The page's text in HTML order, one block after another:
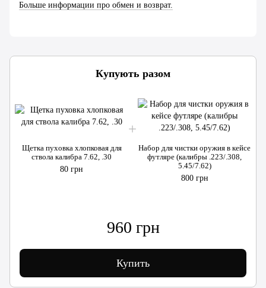
Больше информации про обмен и возврат.
Купують разом
Щетка пуховка хлопковая для
ствола калибра 7.62, .30
80 грн
Набор для чистки оружия в кейсе
футляре (калибры .223/.308,
5.45/7.62)
800 грн
960 грн
Купить